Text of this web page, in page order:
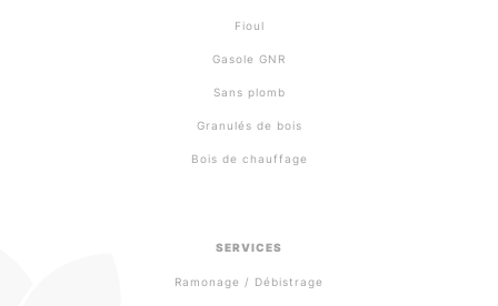
Fioul
Gasole GNR
Sans plomb
Granulés de bois
Bois de chauffage
SERVICES
Ramonage / Débistrage